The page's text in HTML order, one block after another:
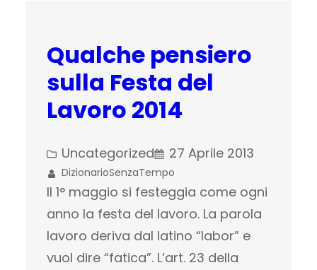
Qualche pensiero
sulla Festa del
Lavoro 2014
Uncategorized 27 Aprile 2013
DizionarioSenzaTempo
Il 1° maggio si festeggia come ogni
anno la festa del lavoro. La parola
lavoro deriva dal latino “labor” e
vuol dire “fatica”. L’art. 23 della